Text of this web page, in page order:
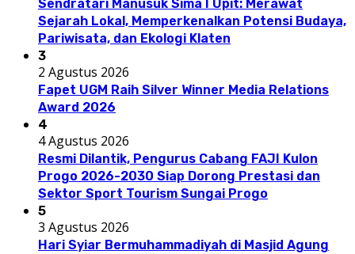
Sendratari Manusuk Sima I Upit: Merawat
Sejarah Lokal, Memperkenalkan Potensi Budaya,
Pariwisata, dan Ekologi Klaten
3
2 Agustus 2026
Fapet UGM Raih Silver Winner Media Relations
Award 2026
4
4 Agustus 2026
Resmi Dilantik, Pengurus Cabang FAJI Kulon
Progo 2026-2030 Siap Dorong Prestasi dan
Sektor Sport Tourism Sungai Progo
5
3 Agustus 2026
Hari Syiar Bermuhammadiyah di Masjid Agung